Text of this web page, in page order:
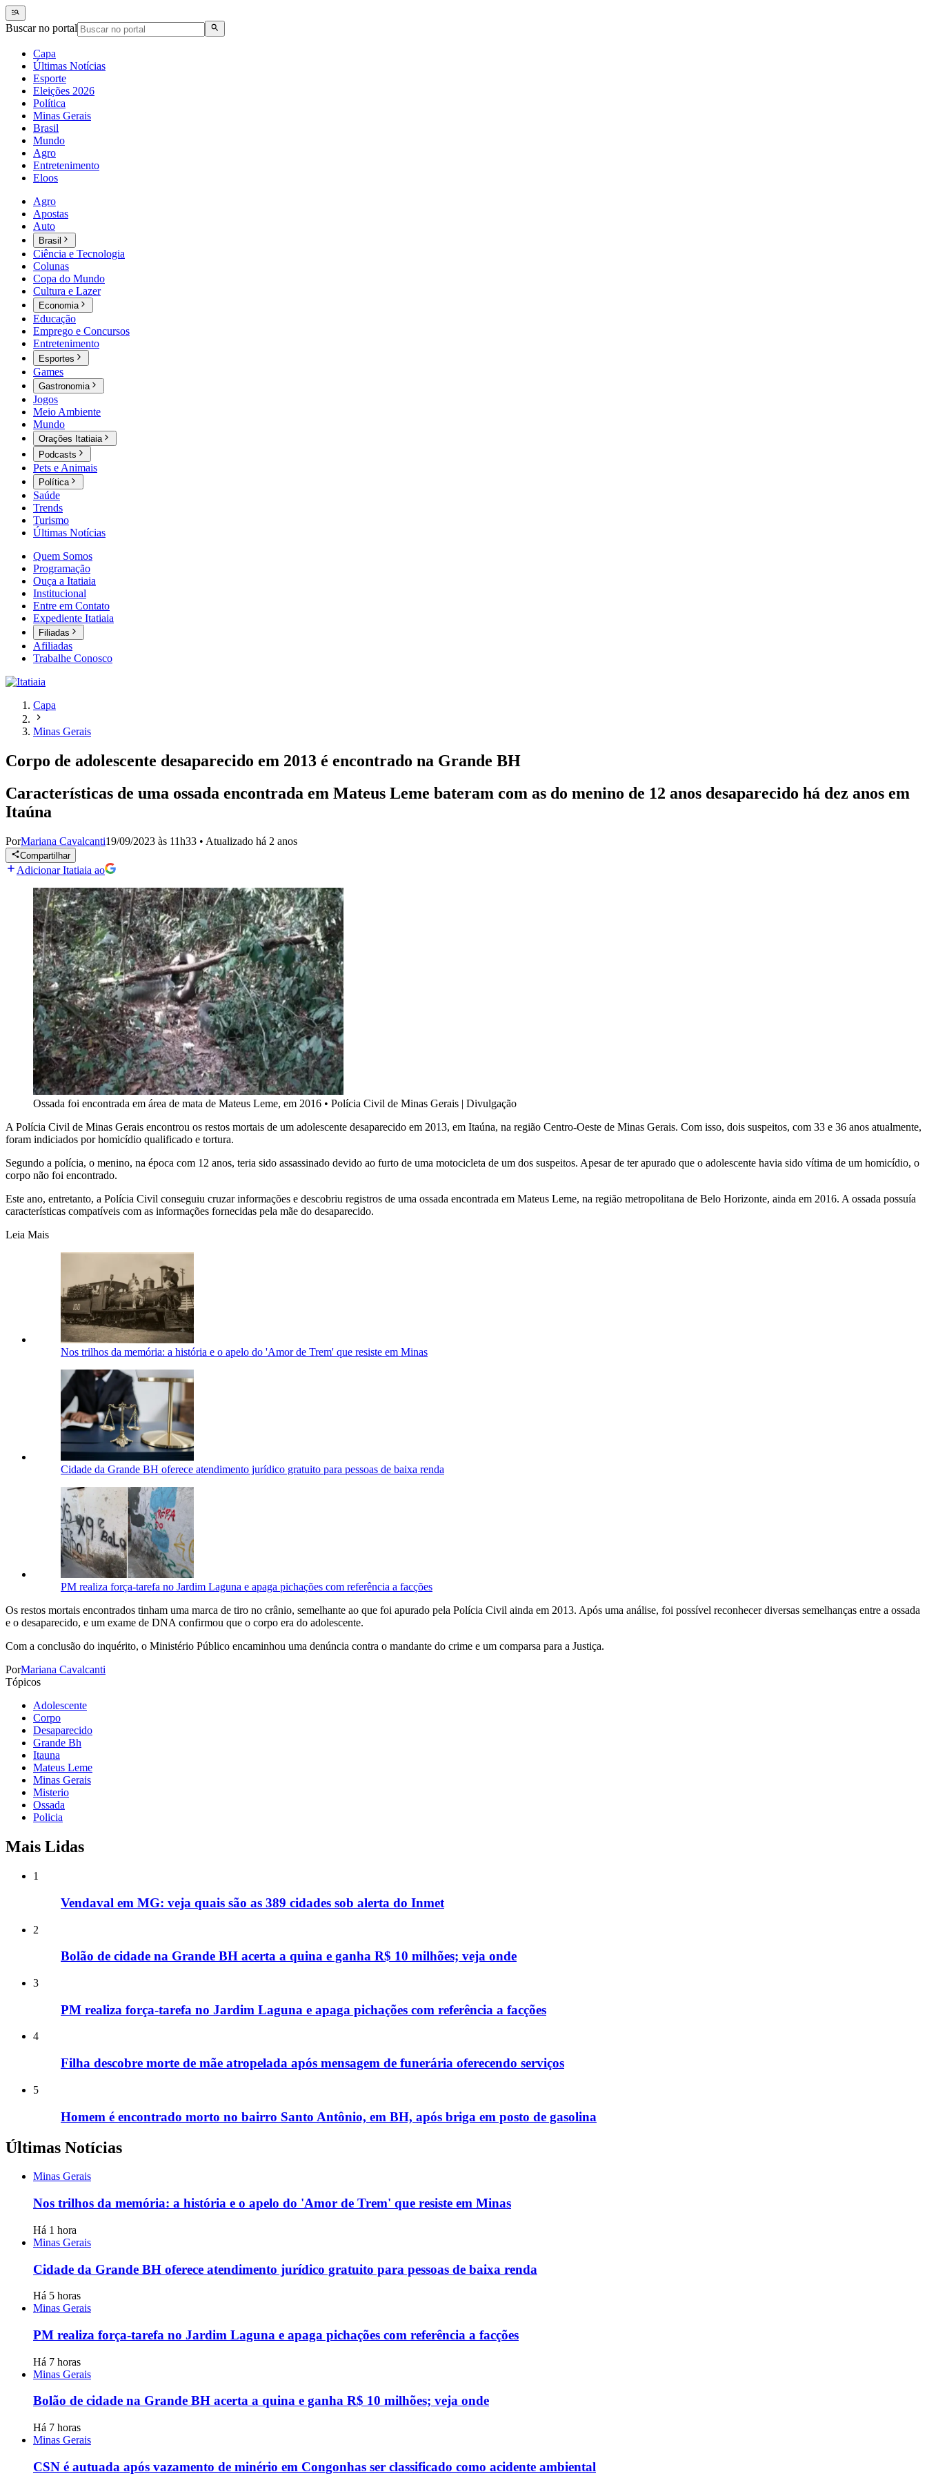
Buscar no portal
Capa
Últimas Notícias
Esporte
Eleições 2026
Política
Minas Gerais
Brasil
Mundo
Agro
Entretenimento
Eloos
Agro
Apostas
Auto
Brasil
Ciência e Tecnologia
Colunas
Copa do Mundo
Cultura e Lazer
Economia
Educação
Emprego e Concursos
Entretenimento
Esportes
Games
Gastronomia
Jogos
Meio Ambiente
Mundo
Orações Itatiaia
Podcasts
Pets e Animais
Política
Saúde
Trends
Turismo
Últimas Notícias
Quem Somos
Programação
Ouça a Itatiaia
Institucional
Entre em Contato
Expediente Itatiaia
Filiadas
Afiliadas
Trabalhe Conosco
Capa
Minas Gerais
Corpo de adolescente desaparecido em 2013 é encontrado na Grande BH
Características de uma ossada encontrada em Mateus Leme bateram com as do menino de 12 anos desaparecido há dez anos em
Itaúna
PorMariana Cavalcanti19/09/2023 às 11h33 • Atualizado há 2 anos
Compartilhar
Adicionar Itatiaia ao
Ossada foi encontrada em área de mata de Mateus Leme, em 2016 • Polícia Civil de Minas Gerais | Divulgação
A Polícia Civil de Minas Gerais encontrou os restos mortais de um adolescente desaparecido em 2013, em Itaúna, na região Centro-Oeste de Minas Gerais. Com isso, dois suspeitos, com 33 e 36 anos atualmente,
foram indiciados por homicídio qualificado e tortura.
Segundo a polícia, o menino, na época com 12 anos, teria sido assassinado devido ao furto de uma motocicleta de um dos suspeitos. Apesar de ter apurado que o adolescente havia sido vítima de um homicídio, o
corpo não foi encontrado.
Este ano, entretanto, a Polícia Civil conseguiu cruzar informações e descobriu registros de uma ossada encontrada em Mateus Leme, na região metropolitana de Belo Horizonte, ainda em 2016. A ossada possuía
características compatíveis com as informações fornecidas pela mãe do desaparecido.
Leia Mais
Nos trilhos da memória: a história e o apelo do 'Amor de Trem' que resiste em Minas
Cidade da Grande BH oferece atendimento jurídico gratuito para pessoas de baixa renda
PM realiza força-tarefa no Jardim Laguna e apaga pichações com referência a facções
Os restos mortais encontrados tinham uma marca de tiro no crânio, semelhante ao que foi apurado pela Polícia Civil ainda em 2013. Após uma análise, foi possível reconhecer diversas semelhanças entre a ossada
e o desaparecido, e um exame de DNA confirmou que o corpo era do adolescente.
Com a conclusão do inquérito, o Ministério Público encaminhou uma denúncia contra o mandante do crime e um comparsa para a Justiça.
PorMariana Cavalcanti
Tópicos
Adolescente
Corpo
Desaparecido
Grande Bh
Itauna
Mateus Leme
Minas Gerais
Misterio
Ossada
Policia
Mais Lidas
1
Vendaval em MG: veja quais são as 389 cidades sob alerta do Inmet
2
Bolão de cidade na Grande BH acerta a quina e ganha R$ 10 milhões; veja onde
3
PM realiza força-tarefa no Jardim Laguna e apaga pichações com referência a facções
4
Filha descobre morte de mãe atropelada após mensagem de funerária oferecendo serviços
5
Homem é encontrado morto no bairro Santo Antônio, em BH, após briga em posto de gasolina
Últimas Notícias
Minas Gerais
Nos trilhos da memória: a história e o apelo do 'Amor de Trem' que resiste em Minas
Há 1 hora
Minas Gerais
Cidade da Grande BH oferece atendimento jurídico gratuito para pessoas de baixa renda
Há 5 horas
Minas Gerais
PM realiza força-tarefa no Jardim Laguna e apaga pichações com referência a facções
Há 7 horas
Minas Gerais
Bolão de cidade na Grande BH acerta a quina e ganha R$ 10 milhões; veja onde
Há 7 horas
Minas Gerais
CSN é autuada após vazamento de minério em Congonhas ser classificado como acidente ambiental